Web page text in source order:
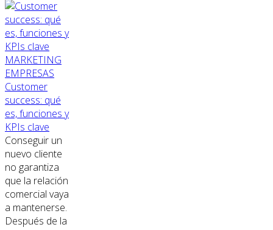
MARKETING
EMPRESAS
Customer
success: qué
es, funciones y
KPIs clave
Conseguir un
nuevo cliente
no garantiza
que la relación
comercial vaya
a mantenerse.
Después de la